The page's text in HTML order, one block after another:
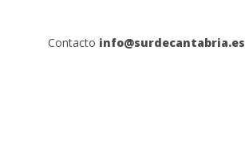
Contacto info@surdecantabria.es